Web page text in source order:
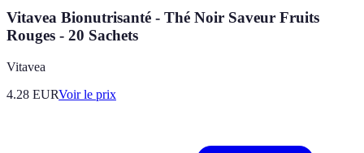
Vitavea Bionutrisanté - Thé Noir Saveur Fruits
Rouges - 20 Sachets
Vitavea
4.28 EURVoir le prix